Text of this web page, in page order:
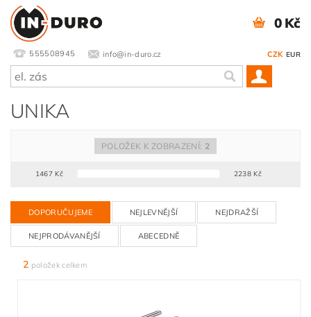
555508945 info@in-duro.cz CZK EUR
0 Kč
UNIKA
1467Kč 2238 Kč
POLOŽEK K ZOBRAZENÍ: 2
DOPORUČUJEME NEJLEVNĚJŠÍ NEJDRAŽŠÍ
NEJPRODÁVANĚJŠÍ ABECEDNĚ
2 položek celkem